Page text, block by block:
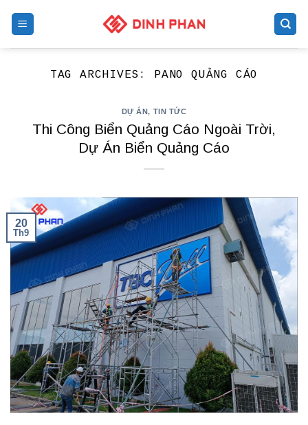
TAG ARCHIVES: PANO QUẢNG CÁO
DỰ ÁN, TIN TỨC
Thi Công Biển Quảng Cáo Ngoài Trời,
Dự Án Biển Quảng Cáo
20
Th9